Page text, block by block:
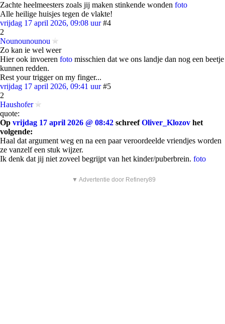
Zachte heelmeesters zoals jij maken stinkende wonden foto
Alle heilige huisjes tegen de vlakte!
vrijdag 17 april 2026, 09:08 uur #4
2
Nounounounou
Zo kan ie wel weer
Hier ook invoeren foto misschien dat we ons landje dan nog een beetje
kunnen redden.
Rest your trigger on my finger...
vrijdag 17 april 2026, 09:41 uur #5
2
Haushofer
quote:
Op vrijdag 17 april 2026 @ 08:42 schreefOliver_Klozov het
volgende:
Haal dat argument weg en na een paar veroordeelde vriendjes worden
ze vanzelf een stuk wijzer.
Ik denk dat jij niet zoveel begrijpt van het kinder/puberbrein. foto
▼ Advertentie door Refinery89